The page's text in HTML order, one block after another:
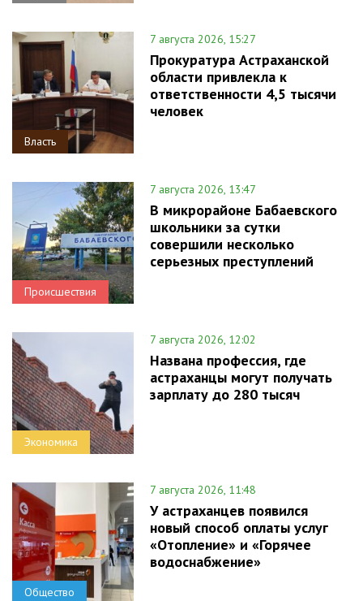
Власть
7 августа 2026, 15:27
Прокуратура Астраханской
области привлекла к
ответственности 4,5 тысячи
человек
Происшествия
7 августа 2026, 13:47
В микрорайоне Бабаевского
школьники за сутки
совершили несколько
серьезных преступлений
Экономика
7 августа 2026, 12:02
Названа профессия, где
астраханцы могут получать
зарплату до 280 тысяч
Общество
7 августа 2026, 11:48
У астраханцев появился
новый способ оплаты услуг
«Отопление» и «Горячее
водоснабжение»